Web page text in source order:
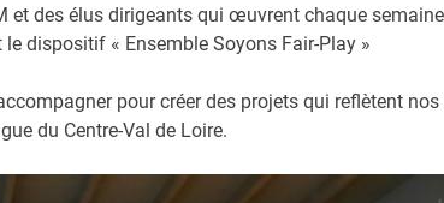
et des élus dirigeants qui œuvrent chaque semaine
dispositif « Ensemble Soyons Fair-Play »
pour créer des projets qui reflètent nos
du Centre-Val de Loire.